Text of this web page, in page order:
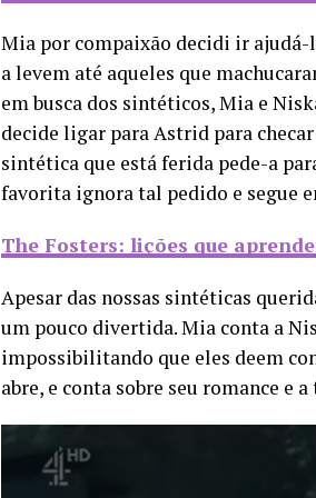
Mia por compaixão decidi ir ajudá-
a levem até aqueles que
em busca dos sintéticos, Mia e
decide ligar para Astrid para
sintética que está ferida pede-a
favorita ignora tal pedido e segue
The Fosters: lições que
Apesar das nossas sintéticas
um pouco divertida. Mia conta a
impossibilitando que eles deem
abre, e conta sobre seu romance e